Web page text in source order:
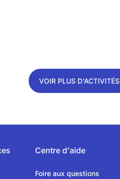
VOIR PLUS D'ACTIVITÉS
Centre d'aide
Foire aux questions